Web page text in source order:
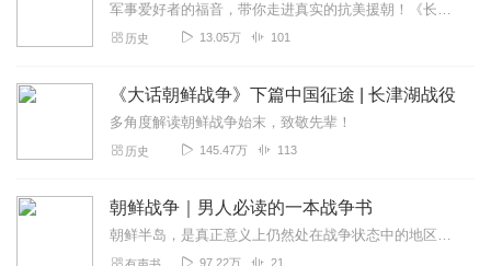
军事爱好者的福音，带你走进真实的抗美援朝！《长津湖》的“美械志愿军”：谁说我没好装备，玩得比美军还溜；北极熊团是不是美军王牌部队？长津湖之战十年前就被团灭一次《...
历史 13.05万 101
《大话朝鲜战争》下篇中国征途 | 长津湖战役
多角度解读朝鲜战争始末，致敬先辈！
历史 145.47万 113
朝鲜战争｜男人必读的一本战争书
朝鲜半岛，是真正意义上仍然处在战争状态中的地区，至今没有签订任何和平协议。朝鲜战争原是朝鲜半岛上的朝韩之间的民族内战，后分别支持朝韩...
97.22万 21